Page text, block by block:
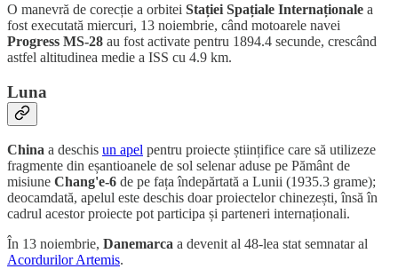
O manevră de corecție a orbitei Stației Spațiale Internaționale a
fost executată miercuri, 13 noiembrie, când motoarele navei
Progress MS-28 au fost activate pentru 1894.4 secunde, crescând
astfel altitudinea medie a ISS cu 4.9 km.
Luna
China a deschis un apel pentru proiecte științifice care să utilizeze
fragmente din eșantioanele de sol selenar aduse pe Pământ de
misiune Chang'e-6 de pe fața îndepărtată a Lunii (1935.3 grame);
deocamdată, apelul este deschis doar proiectelor chinezești, însă în
cadrul acestor proiecte pot participa și parteneri internaționali.
În 13 noiembrie, Danemarca a devenit al 48-lea stat semnatar al
Acordurilor Artemis.